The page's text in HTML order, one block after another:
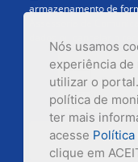
Nós usamos
experiência de
utilizar o
política de
ter mais
acesse
clique em
armazenamento de